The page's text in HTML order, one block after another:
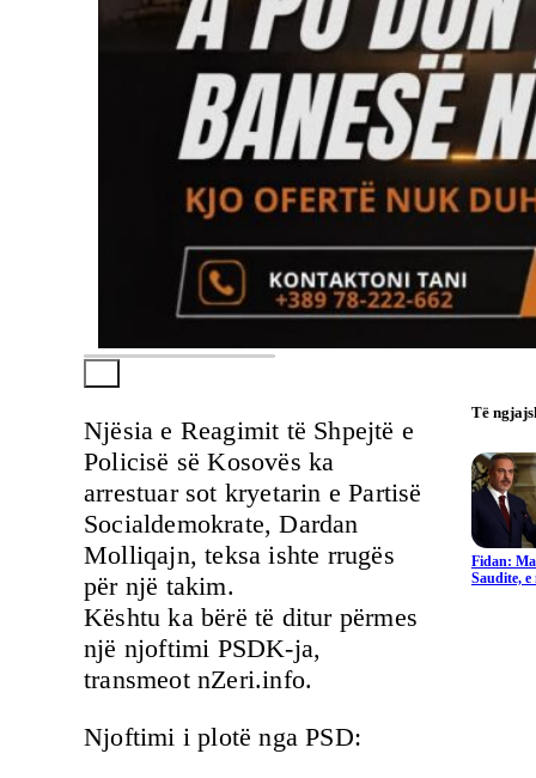
Njësia e Reagimit të Shpejtë e
Policisë së Kosovës ka
arrestuar sot kryetarin e Partisë
Socialdemokrate, Dardan
Molliqajn, teksa ishte rrugës
për një takim.
Kështu ka bërë të ditur përmes
një njoftimi PSDK-ja,
transmeot nZeri.info.
Njoftimi i plotë nga PSD:
Të
Fidan:
Saudite,